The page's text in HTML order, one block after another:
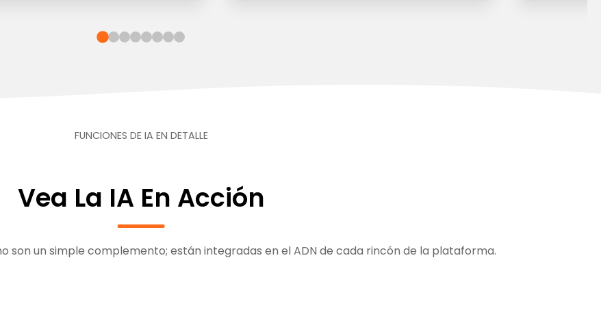
FUNCIONES DE IA EN DETALLE
Vea La IA En Acción
son un simple complemento; están integradas en el ADN de cada rincón de la plataforma.